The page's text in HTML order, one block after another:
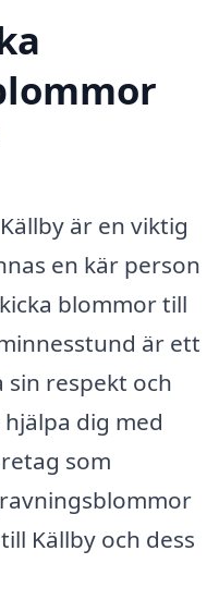
är en viktig
en kär person
blommor till
är ett
respekt och
dig med
som
Källby och dess